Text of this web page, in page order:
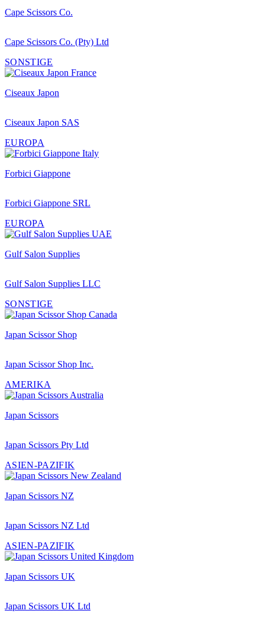
Cape Scissors Co.
Cape Scissors Co. (Pty) Ltd
SONSTIGE
Ciseaux Japon
Ciseaux Japon SAS
EUROPA
Forbici Giappone
Forbici Giappone SRL
EUROPA
Gulf Salon Supplies
Gulf Salon Supplies LLC
SONSTIGE
Japan Scissor Shop
Japan Scissor Shop Inc.
AMERIKA
Japan Scissors
Japan Scissors Pty Ltd
ASIEN-PAZIFIK
Japan Scissors NZ
Japan Scissors NZ Ltd
ASIEN-PAZIFIK
Japan Scissors UK
Japan Scissors UK Ltd